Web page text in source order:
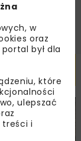
w
oraz
był dla
które
ulepszać
treści i